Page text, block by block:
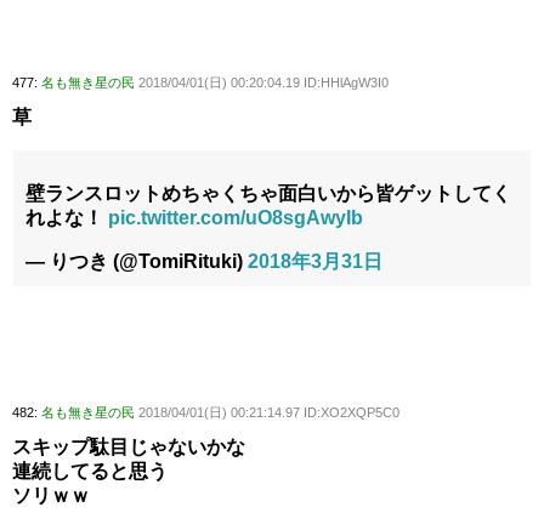
477: 名も無き星の民 2018/04/01(日) 00:20:04.19 ID:HHlAgW3I0
草
壁ランスロットめちゃくちゃ面白いから皆ゲットしてく
れよな！ pic.twitter.com/uO8sgAwyIb
— りつき (@TomiRituki) 2018年3月31日
482: 名も無き星の民 2018/04/01(日) 00:21:14.97 ID:XO2XQP5C0
スキップ駄目じゃないかな
連続してると思う
ソリｗｗ